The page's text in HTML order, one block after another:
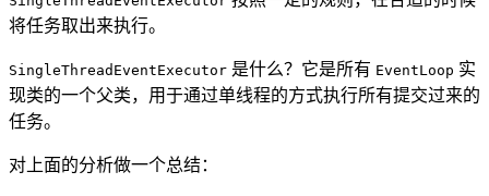
将任务取出来执行。
SingleThreadEventExecutor 是什么？它是所有 EventLoop 实
现类的一个父类，用于通过单线程的方式执行所有提交过来的
任务。
对上面的分析做一个总结：